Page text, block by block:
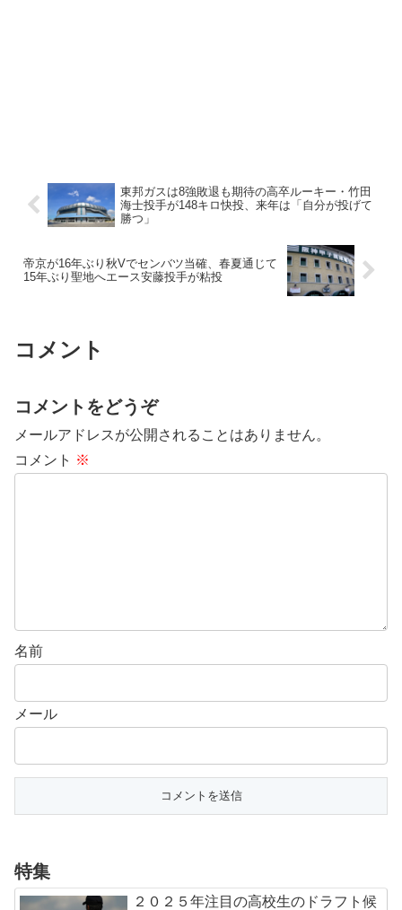
東邦ガスは8強敗退も期待の高卒ルーキー・竹田
海士投手が148キロ快投、来年は「自分が投げて
勝つ」
帝京が16年ぶり秋Vでセンバツ当確、春夏通じて
15年ぶり聖地へエース安藤投手が粘投
コメント
コメントをどうぞ
メールアドレスが公開されることはありません。
コメント ※
名前
メール
特集
２０２５年注目の高校生のドラフト候